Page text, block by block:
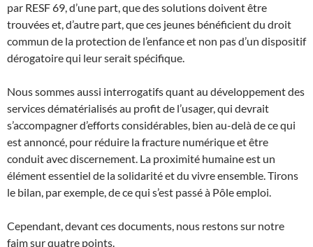
par RESF 69, d’une part, que des solutions doivent être
trouvées et, d’autre part, que ces jeunes bénéficient du droit
commun de la protection de l’enfance et non pas d’un dispositif
dérogatoire qui leur serait spécifique.
Nous sommes aussi interrogatifs quant au développement des
services dématérialisés au profit de l’usager, qui devrait
s’accompagner d’efforts considérables, bien au-delà de ce qui
est annoncé, pour réduire la fracture numérique et être
conduit avec discernement. La proximité humaine est un
élément essentiel de la solidarité et du vivre ensemble. Tirons
le bilan, par exemple, de ce qui s’est passé à Pôle emploi.
Cependant, devant ces documents, nous restons sur notre
faim sur quatre points.